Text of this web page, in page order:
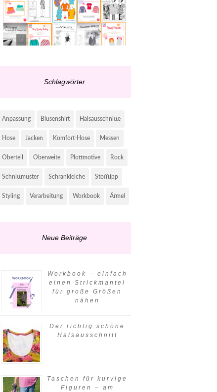
Schlagwörter
Anpassung Blusenshirt Halsausschnitte
Hose Jacken Komfort-Hose Messen
Oberteil Oberweite Plottmotive Rock
Schnittmuster Schrankleiche Stofftipp
Styling Verarbeitung Workbook Ärmel
Neue Beiträge
Workbook – einfach
einen Strickmantel
für große Größen
nähen
Der richtig schöne
Halsausschnitt
Taschen für kurvige
Figuren – am